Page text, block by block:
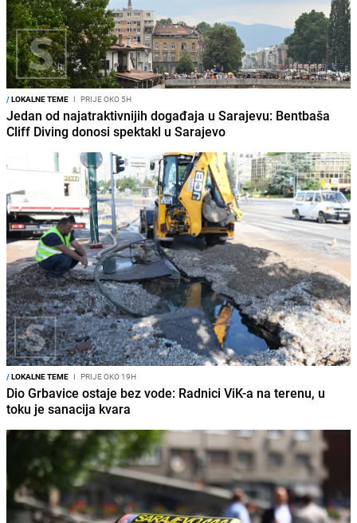
/LOKALNE TEME I PRIJE OKO 5H
Jedan od najatraktivnijih događaja u Sarajevu: Bentbaša
Cliff Diving donosi spektakl u Sarajevo
/LOKALNE TEME I PRIJE OKO 19H
Dio Grbavice ostaje bez vode: Radnici ViK-a na terenu, u
toku je sanacija kvara